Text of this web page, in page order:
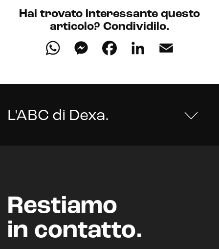
Hai trovato interessante questo
articolo? Condividilo.
WhatsApp
Messenger
Facebook
LinkedIn
L'ABC di Dexa.
Restiamo
in contatto.